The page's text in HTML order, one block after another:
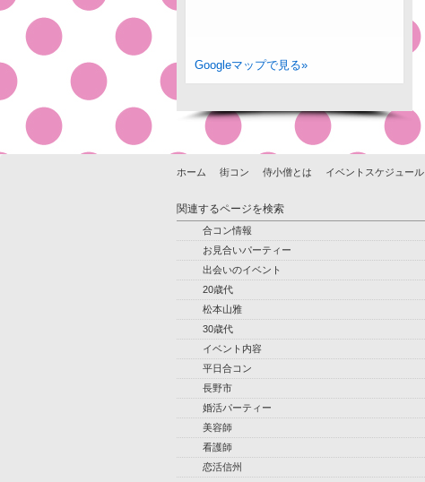
Googleマップで見る»
ホーム 街コン 侍小僧とは イベントスケジュール
関連するページを検索
合コン情報
お見合いパーティー
出会いのイベント
20歳代
松本山雅
30歳代
イベント内容
平日合コン
長野市
婚活パーティー
美容師
看護師
恋活信州